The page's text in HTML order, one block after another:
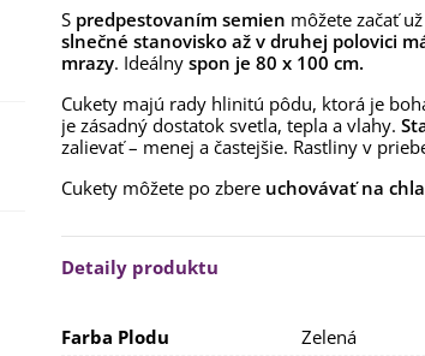
2,69 € 3,85 € -30%
Begónia plnokvetá žltá -
Begonia superba -...
2,69 € 3,85 € -30%
Eukalyptus Baby Blue -
S predpestovaním semien môžete začať už
slnečné stanovisko až v druhej polovici
mrazy. Ideálny spon je 80 x 100 cm.
Cukety majú rady hlinitú pôdu, ktorá je
je zásadný dostatok svetla, tepla a vlahy.
zalievať – menej a častejšie. Rastliny v
Cukety môžete po zbere uchovávať na
Detaily produktu
Farba Plodu
Zelená